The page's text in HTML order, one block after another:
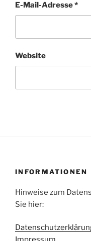
E-Mail-Adresse*
Website
INFORMATIONEN
Hinweise zum
Sie hier: